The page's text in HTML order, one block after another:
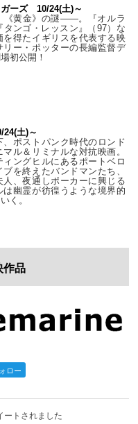
ーズ 10/24(土)～
《黄金》の謎――。『オルラ
タンゴ・レッスン』（97）な
を得たイギリスを代表する映
リー・ポッターの長編監督デ
初公開！
土)～
、ポストパンク時代のロンド
ル＆リミナルな対抗映画。
ィングヒルにあるポートベロ
を終えたバンドマンたち、
人、夜通しポーカーに興じる
幽霊が彷徨うような境界的
く。
作品
ロー
ートされました